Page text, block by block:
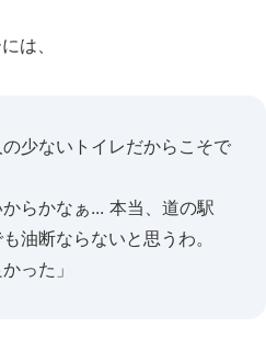
は、
の少ないトイレだからこそで
らかなぁ... 本当、道の駅
油断ならないと思うわ。
った」